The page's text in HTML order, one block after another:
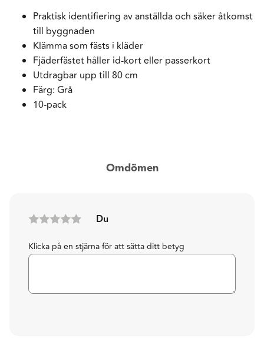
Praktisk identifiering av anställda och säker åtkomst
till byggnaden
Klämma som fästs i kläder
Fjäderfästet håller id-kort eller passerkort
Utdragbar upp till 80 cm
Färg: Grå
10-pack
Omdömen
Du
Klicka på en stjärna för att sätta ditt betyg